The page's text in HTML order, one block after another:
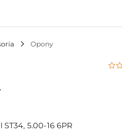
Opony
5.00-16 6PR